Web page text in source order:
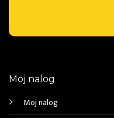
Moj nalog
Moj nalog